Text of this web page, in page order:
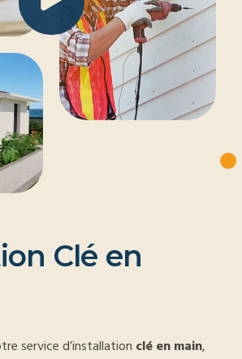
ion Clé en
service d’installation clé en main,